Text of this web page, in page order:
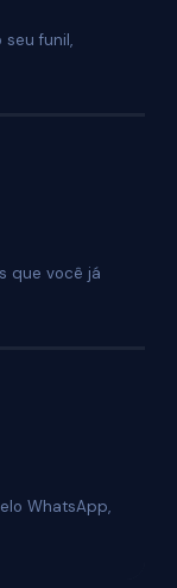
funil,
que você já
WhatsApp,